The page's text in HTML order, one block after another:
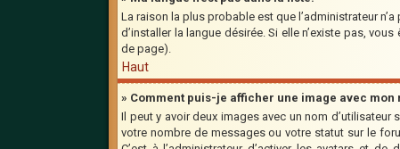
La raison la plus probable est que l’administrateur
d’installer la langue désirée. Si elle n’existe pas,
de page).
Haut
» Comment puis-je afficher une image avec mon
Il peut y avoir deux images avec un nom
votre nombre de messages ou votre statut sur le